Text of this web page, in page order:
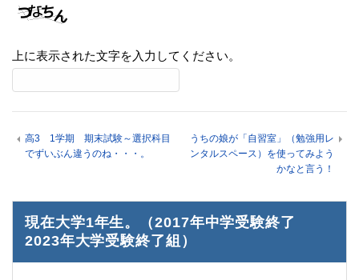
上に表示された文字を入力してください。
高3 1学期 期末試験～選択科目
でずいぶん違うのね・・・。
うちの娘が「自習室」（勉強用レ
ンタルスペース）を使ってみよう
かなと言う！
現在大学1年生。（2017年中学受験終了
2023年大学受験終了組）